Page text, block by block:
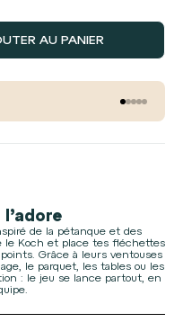
AU PANIER
Aller à
Aller à
Aller à
Aller à
Aller à
l’adore
de la pétanque et des
le Koch et place tes fléchettes
Grâce à leurs ventouses
le parquet, les tables ou les
: le jeu se lance partout, en